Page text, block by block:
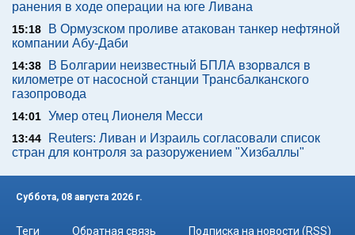
ранения в ходе операции на юге Ливана
15:18
В Ормузском проливе атакован танкер нефтяной
компании Абу-Даби
14:38
В Болгарии неизвестный БПЛА взорвался в
километре от насосной станции Трансбалканского
газопровода
14:01 Умер отец Лионеля Месси
13:44
Reuters: Ливан и Израиль согласовали список
стран для контроля за разоружением "Хизбаллы"
Суббота, 08 августа 2026 г.
Теги Обратная связь Подписка на новости (RSS)